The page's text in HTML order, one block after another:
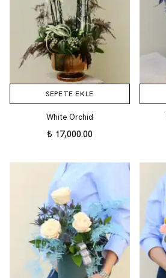
SEPETE EKLE
White Orchid
₺ 17,000.00